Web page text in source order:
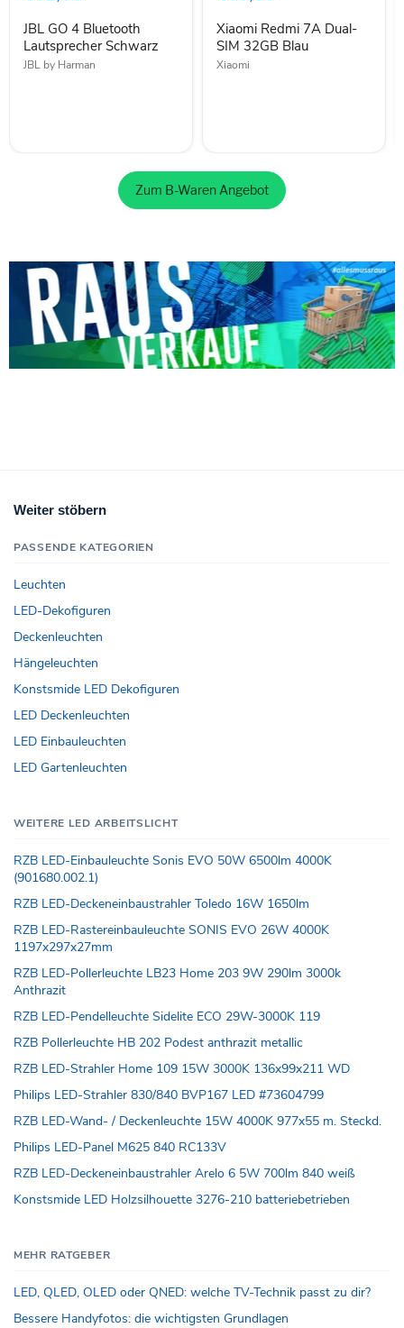
JBL GO 4 Bluetooth
Lautsprecher Schwarz
JBL by Harman
Blau
Xiaomi Redmi 7A Dual-
SIM 32GB Blau
Xiaomi
Zum B-Waren Angebot
Weiter stöbern
PASSENDE KATEGORIEN
Leuchten
LED-Dekofiguren
Deckenleuchten
Hängeleuchten
Konstsmide LED Dekofiguren
LED Deckenleuchten
LED Einbauleuchten
LED Gartenleuchten
WEITERE LED ARBEITSLICHT
RZB LED-Einbauleuchte Sonis EVO 50W 6500lm 4000K
(901680.002.1)
RZB LED-Deckeneinbaustrahler Toledo 16W 1650lm
RZB LED-Rastereinbauleuchte SONIS EVO 26W 4000K
1197x297x27mm
RZB LED-Pollerleuchte LB23 Home 203 9W 290lm 3000k
Anthrazit
RZB LED-Pendelleuchte Sidelite ECO 29W-3000K 119
RZB Pollerleuchte HB 202 Podest anthrazit metallic
RZB LED-Strahler Home 109 15W 3000K 136x99x211 WD
Philips LED-Strahler 830/840 BVP167 LED #73604799
RZB LED-Wand- / Deckenleuchte 15W 4000K 977x55 m. Steckd.
Philips LED-Panel M625 840 RC133V
RZB LED-Deckeneinbaustrahler Arelo 6 5W 700lm 840 weiß
Konstsmide LED Holzsilhouette 3276-210 batteriebetrieben
MEHR RATGEBER
LED, QLED, OLED oder QNED: welche TV-Technik passt zu dir?
Bessere Handyfotos: die wichtigsten Grundlagen